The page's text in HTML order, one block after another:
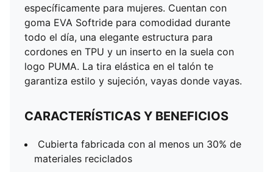
específicamente para mujeres. Cuentan con
goma EVA Softride para comodidad durante
todo el día, una elegante estructura para
cordones en TPU y un inserto en la suela con
logo PUMA. La tira elástica en el talón te
garantiza estilo y sujeción, vayas donde vayas.
CARACTERÍSTICAS Y BENEFICIOS
Cubierta fabricada con al menos un 30% de
materiales reciclados